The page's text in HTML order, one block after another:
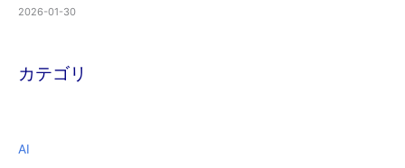
2026-01-30
カテゴリ
AI